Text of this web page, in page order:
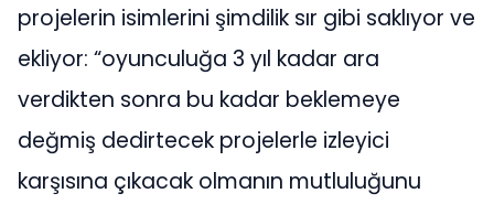
projelerin isimlerini şimdilik sır gibi saklıyor ve
ekliyor: “oyunculuğa 3 yıl kadar ara
verdikten sonra bu kadar beklemeye
değmiş dedirtecek projelerle izleyici
karşısına çıkacak olmanın mutluluğunu